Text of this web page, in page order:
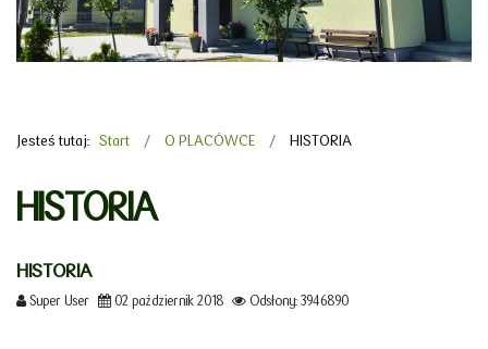
Jesteś tutaj: Start O PLACÓWCE HISTORIA
HISTORIA
HISTORIA
Super User 02 październik 2018 Odsłony: 3946890